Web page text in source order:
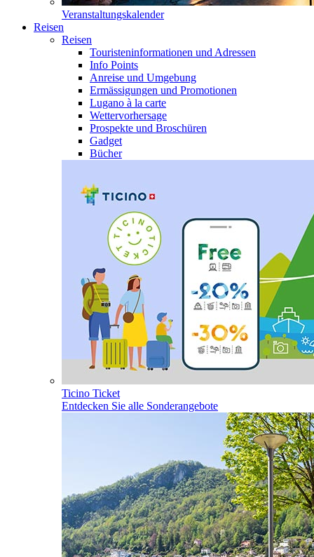
Veranstaltungskalender
Reisen
Reisen
Touristeninformationen und Adressen
Info Points
Anreise und Umgebung
Ermässigungen und Promotionen
Lugano à la carte
Wettervorhersage
Prospekte und Broschüren
Gadget
Bücher
Ticino Ticket
Entdecken Sie alle Sonderangebote